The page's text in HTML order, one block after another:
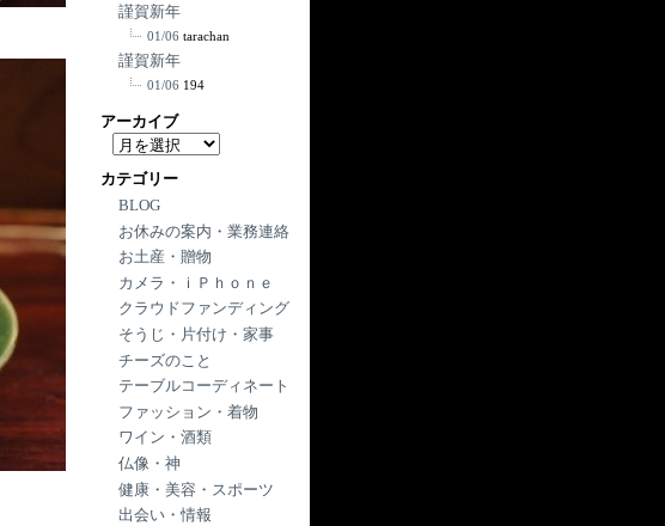
謹賀新年
01/06 tarachan
謹賀新年
01/06 194
アーカイブ
ア
カ
イ
ブ
カテゴリー
BLOG
お休みの案内・業務連絡
お土産・贈物
カメラ・ｉＰｈｏｎｅ
クラウドファンディング
そうじ・片付け・家事
チーズのこと
テーブルコーディネート
ファッション・着物
ワイン・酒類
仏像・神
健康・美容・スポーツ
出会い・情報